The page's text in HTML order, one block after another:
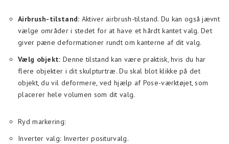
Airbrush-tilstand: Aktiver airbrush-tilstand. Du kan også jævnt
vælge områder i stedet for at have et hårdt kantet valg. Det
giver pæne deformationer rundt om kanterne af dit valg.
Vælg objekt: Denne tilstand kan være praktisk, hvis du har
flere objekter i dit skulpturtræ. Du skal blot klikke på det
objekt, du vil deformere, ved hjælp af Pose-værktøjet, som
placerer hele volumen som dit valg.
Ryd markering:
Inverter valg: Inverter positurvalg.